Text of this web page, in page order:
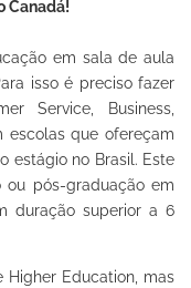
Canadá!
em sala de aula
isso é preciso fazer
Service, Business,
escolas que ofereçam
estágio no Brasil. Este
pós-graduação em
duração superior a 6
Higher Education, mas